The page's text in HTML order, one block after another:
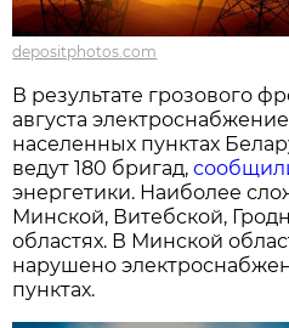
depositphotos.com
В результате грозового
августа
населенных пунктах
ведут 180 бригад,
энергетики. Наиболее
Минской, Витебской,
областях. В Минской
нарушено
пунктах.